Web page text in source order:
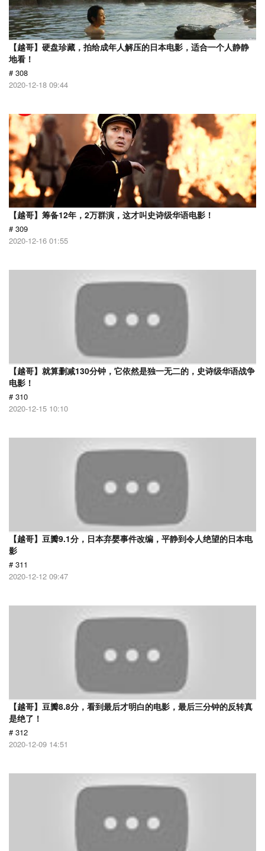
【越哥】硬盘珍藏，拍给成年人解压的日本电影，适合一个人静静
地看！
# 308
2020-12-18 09:44
【越哥】筹备12年，2万群演，这才叫史诗级华语电影！
# 309
2020-12-16 01:55
【越哥】就算删减130分钟，它依然是独一无二的，史诗级华语战争
电影！
# 310
2020-12-15 10:10
【越哥】豆瓣9.1分，日本弃婴事件改编，平静到令人绝望的日本电
影
# 311
2020-12-12 09:47
【越哥】豆瓣8.8分，看到最后才明白的电影，最后三分钟的反转真
是绝了！
# 312
2020-12-09 14:51